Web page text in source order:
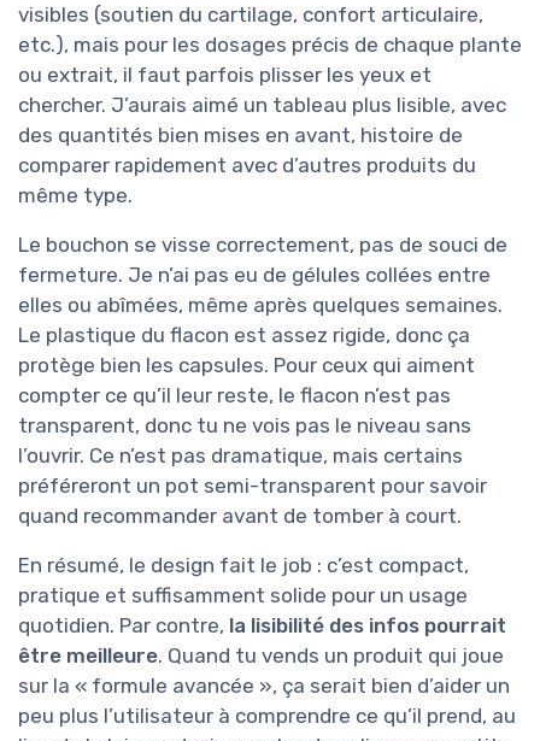
visibles (soutien du cartilage, confort articulaire,
etc.), mais pour les dosages précis de chaque plante
ou extrait, il faut parfois plisser les yeux et
chercher. J’aurais aimé un tableau plus lisible, avec
des quantités bien mises en avant, histoire de
comparer rapidement avec d’autres produits du
même type.
Le bouchon se visse correctement, pas de souci de
fermeture. Je n’ai pas eu de gélules collées entre
elles ou abîmées, même après quelques semaines.
Le plastique du flacon est assez rigide, donc ça
protège bien les capsules. Pour ceux qui aiment
compter ce qu’il leur reste, le flacon n’est pas
transparent, donc tu ne vois pas le niveau sans
l’ouvrir. Ce n’est pas dramatique, mais certains
préféreront un pot semi-transparent pour savoir
quand recommander avant de tomber à court.
En résumé, le design fait le job : c’est compact,
pratique et suffisamment solide pour un usage
quotidien. Par contre, la lisibilité des infos pourrait
être meilleure. Quand tu vends un produit qui joue
sur la « formule avancée », ça serait bien d’aider un
peu plus l’utilisateur à comprendre ce qu’il prend, au